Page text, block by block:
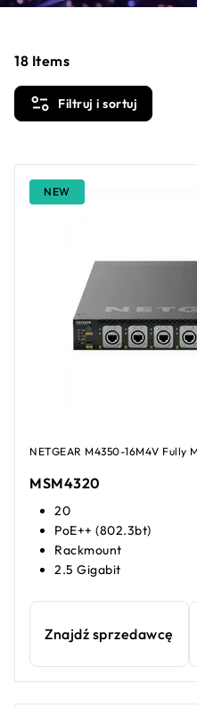
Filtruj i sortuj
18 Items
NEW
NETGEAR M4350-16M4V Fully
MSM4320
20
PoE++ (802.3bt)
Rackmount
2.5 Gigabit
Znajdź sprzedawcę